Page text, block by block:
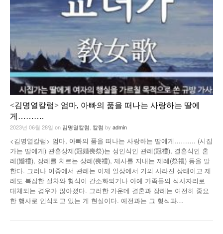
<김명열칼럼> 엄마, 아빠의 품을 떠나는 사랑하는 딸에
게……….
2023년 06월 28일 on 김명열칼럼 칼럼 by admin
<김명열칼럼> 엄마, 아빠의 품을 떠나는 사랑하는 딸에게………. (시집
가는 딸에게) 관혼상제(冠婚喪祭)는 성인식인 관례(冠禮), 결혼식인 혼
례(婚禮), 장례를 치르는 상례(喪禮), 제사를 지내는 제례(祭禮) 등을 말
한다. 그러나 이중에서 관례는 이제 일상에서 거의 사라진 상태이고 제
례도 복잡한 절차와 형식이 간소화되거나 아예 가족들의 식사자리로
대체되는 경우가 많아졌다. 그러한 가운데 결혼과 장례는 여전히 중요
한 행사로 인식되고 있는 게 현실이다. 예전과는 그 형식과…